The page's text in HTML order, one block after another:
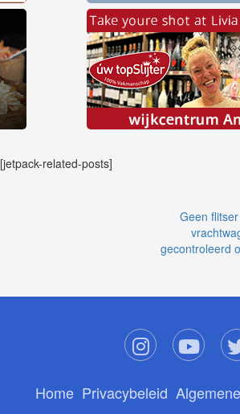
[jetpack-related-posts]
Geen
gecontroleerd
Home Privacybeleid